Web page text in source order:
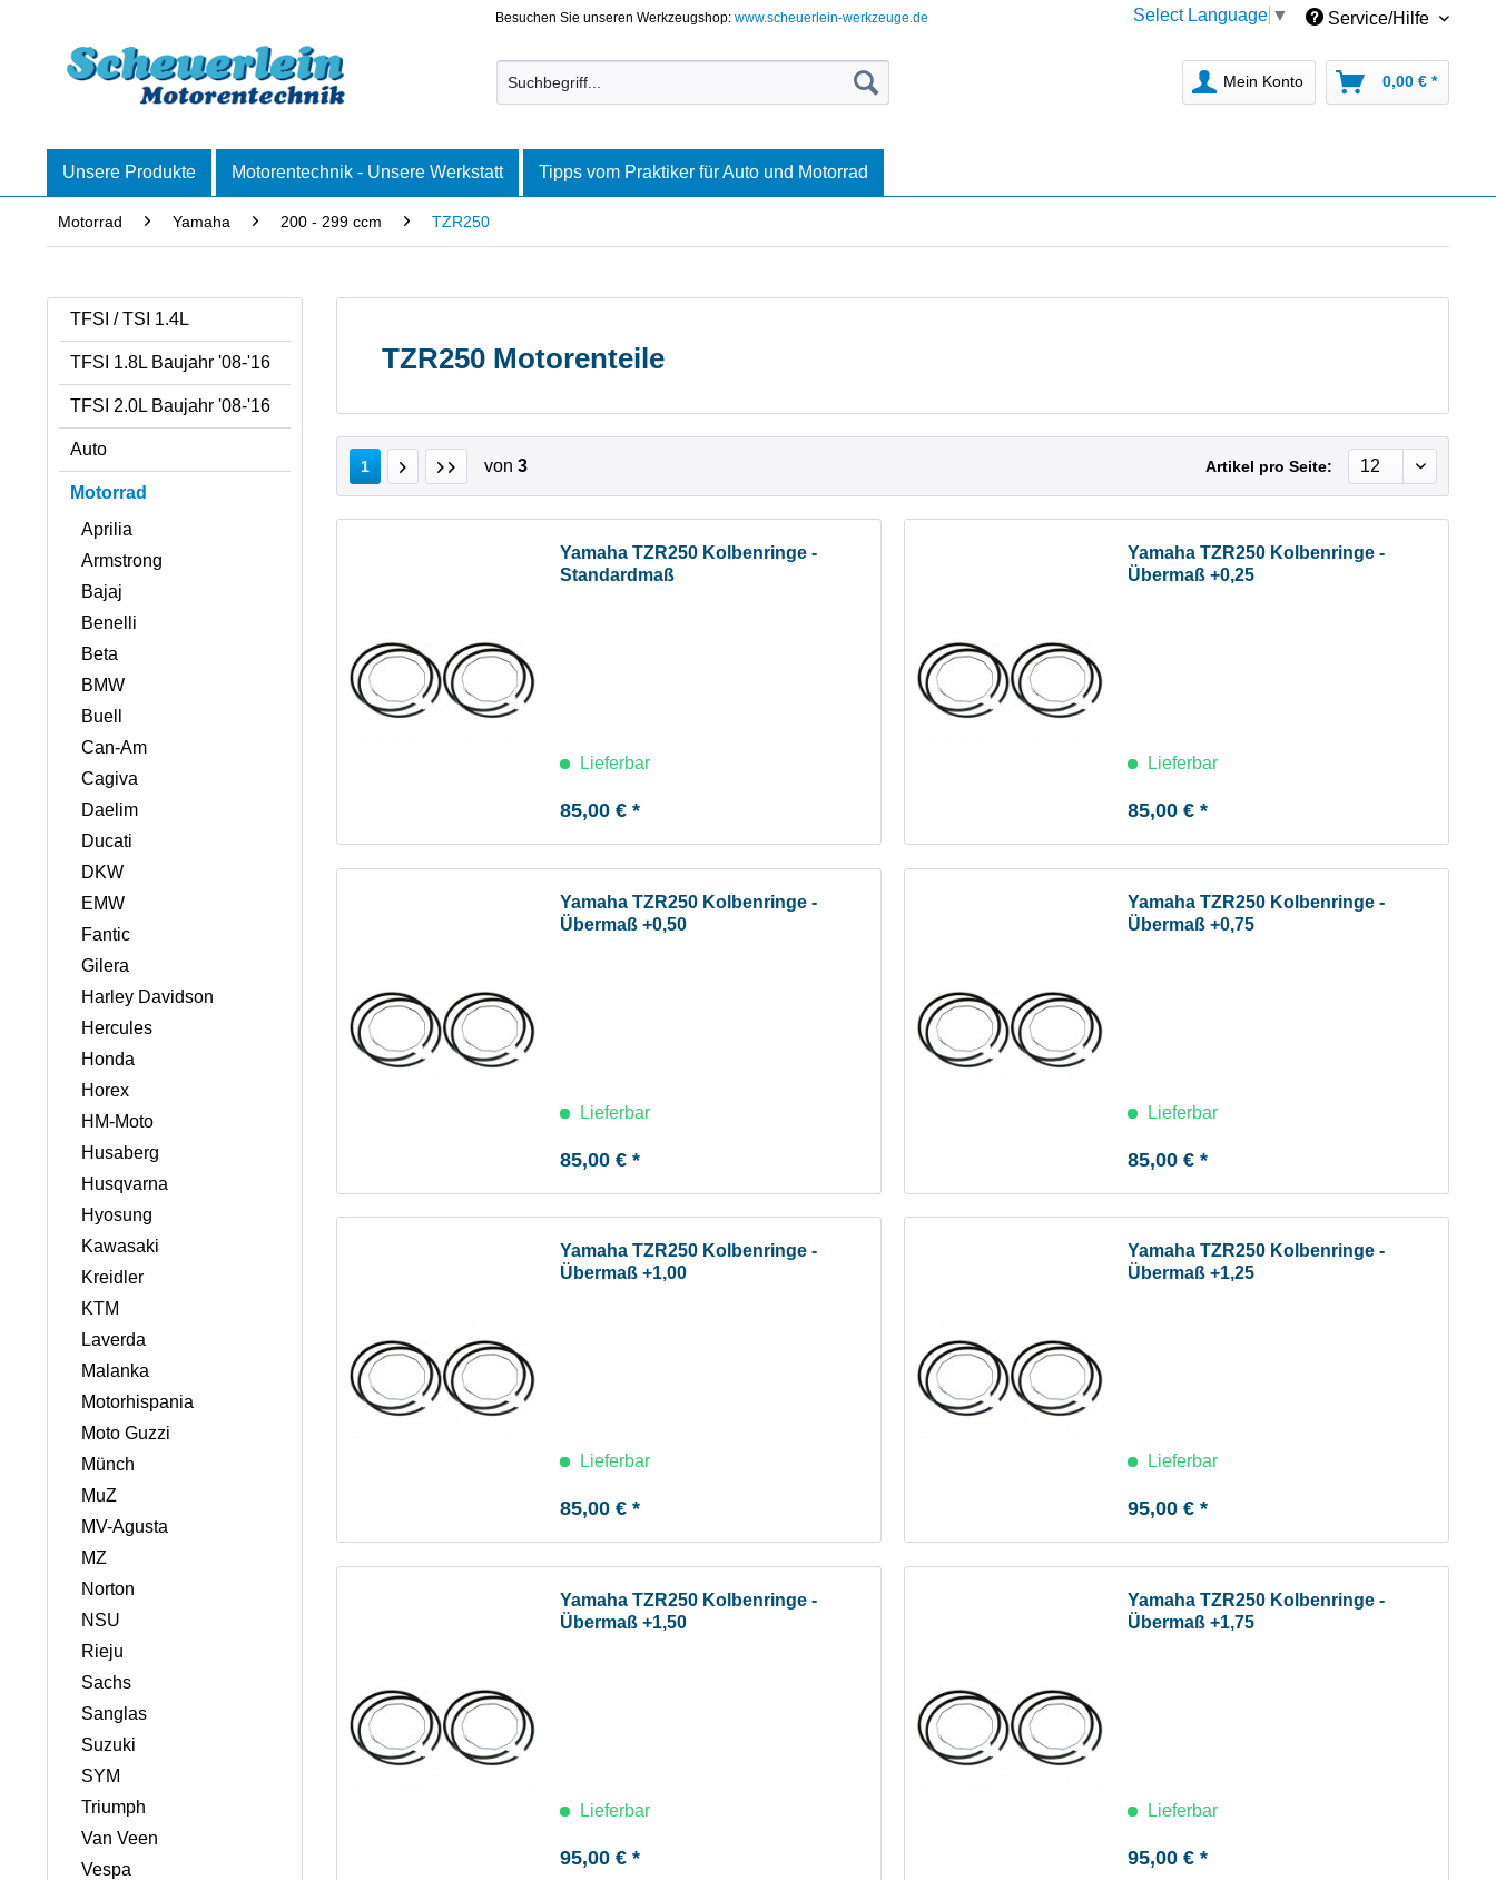
Besuchen Sie unseren Werkzeugshop:www.scheuerlein-werkzeuge.de Select Language ▼ Service/Hilfe
Mein Konto 0,00 € *
Unsere Produkte Motorentechnik - Unsere Werkstatt Tipps vom Praktiker für Auto und Motorrad
Motorrad Yamaha 200 - 299 ccm TZR250
TFSI / TSI 1.4L
TFSI 1.8L Baujahr '08-'16
TFSI 2.0L Baujahr '08-'16
Auto
Motorrad
Aprilia
Armstrong
Bajaj
Benelli
Beta
BMW
Buell
Can-Am
Cagiva
Daelim
Ducati
DKW
EMW
Fantic
Gilera
Harley Davidson
Hercules
Honda
Horex
HM-Moto
Husaberg
Husqvarna
Hyosung
Kawasaki
Kreidler
KTM
Laverda
Malanka
Motorhispania
Moto Guzzi
Münch
MuZ
MV-Agusta
MZ
Norton
NSU
Rieju
Sachs
Sanglas
Suzuki
SYM
Triumph
Van Veen
Vespa
TZR250 Motorenteile
1 von 3 Artikel pro Seite:
Yamaha TZR250 Kolbenringe -
Standardmaß
Lieferbar
85,00 € *
Yamaha TZR250 Kolbenringe -
Übermaß +0,25
Lieferbar
85,00 € *
Yamaha TZR250 Kolbenringe -
Übermaß +0,50
Lieferbar
85,00 € *
Yamaha TZR250 Kolbenringe -
Übermaß +0,75
Lieferbar
85,00 € *
Yamaha TZR250 Kolbenringe -
Übermaß +1,00
Lieferbar
85,00 € *
Yamaha TZR250 Kolbenringe -
Übermaß +1,25
Lieferbar
95,00 € *
Yamaha TZR250 Kolbenringe -
Übermaß +1,50
Lieferbar
95,00 € *
Yamaha TZR250 Kolbenringe -
Übermaß +1,75
Lieferbar
95,00 € *